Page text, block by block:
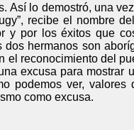
Así lo demostró, una
recibe el nombre
y por los éxitos que
hermanos son
el reconocimiento del
excusa para mostrar
podemos ver, valores
como excusa.